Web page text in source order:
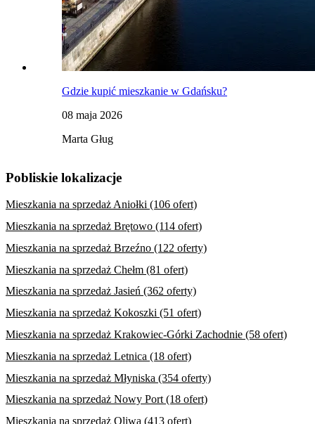
Gdzie kupić mieszkanie w Gdańsku?
08 maja 2026
Marta Gług
Pobliskie lokalizacje
Mieszkania na sprzedaż Aniołki (106 ofert)
Mieszkania na sprzedaż Brętowo (114 ofert)
Mieszkania na sprzedaż Brzeźno (122 oferty)
Mieszkania na sprzedaż Chełm (81 ofert)
Mieszkania na sprzedaż Jasień (362 oferty)
Mieszkania na sprzedaż Kokoszki (51 ofert)
Mieszkania na sprzedaż Krakowiec-Górki Zachodnie (58 ofert)
Mieszkania na sprzedaż Letnica (18 ofert)
Mieszkania na sprzedaż Młyniska (354 oferty)
Mieszkania na sprzedaż Nowy Port (18 ofert)
Mieszkania na sprzedaż Oliwa (413 ofert)